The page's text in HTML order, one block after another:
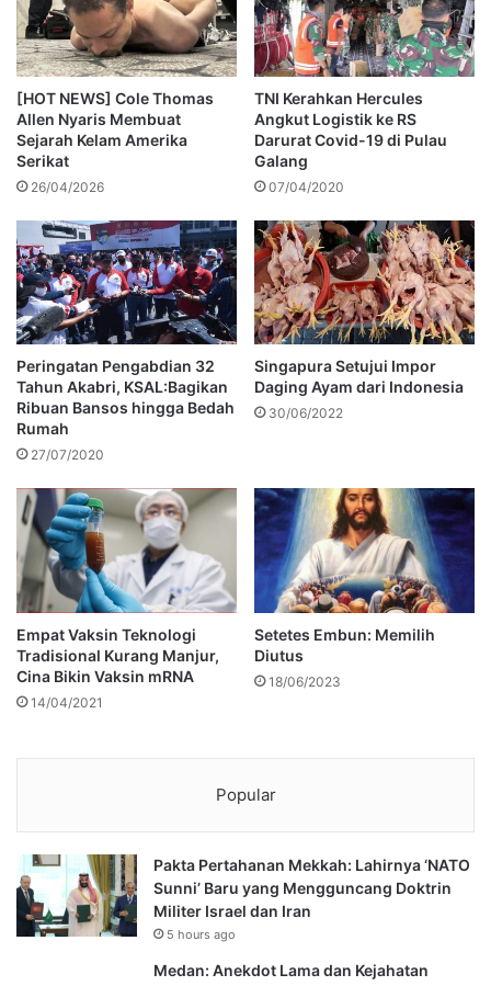
[HOT NEWS] Cole Thomas
Allen Nyaris Membuat
Sejarah Kelam Amerika
Serikat
26/04/2026
TNI Kerahkan Hercules
Angkut Logistik ke RS
Darurat Covid-19 di Pulau
Galang
07/04/2020
Peringatan Pengabdian 32
Tahun Akabri, KSAL:Bagikan
Ribuan Bansos hingga Bedah
Rumah
27/07/2020
Singapura Setujui Impor
Daging Ayam dari Indonesia
30/06/2022
Empat Vaksin Teknologi
Tradisional Kurang Manjur,
Cina Bikin Vaksin mRNA
14/04/2021
Setetes Embun: Memilih
Diutus
18/06/2023
Popular
Pakta Pertahanan Mekkah: Lahirnya ‘NATO
Sunni’ Baru yang Mengguncang Doktrin
Militer Israel dan Iran
5 hours ago
Medan: Anekdot Lama dan Kejahatan